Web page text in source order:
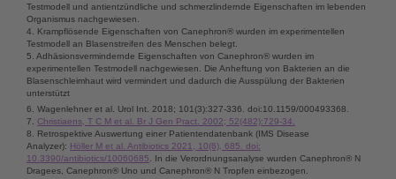
Testmodell und antientzündliche und schmerzlindernde Eigenschaften im lebenden
Organismus nachgewiesen.
4. Krampflösende Eigenschaften von Canephron® wurden im experimentellen
Testmodell an Blasenstreifen des Menschen belegt.
5. Adhäsionsvermindernde Eigenschaften von Canephron® wurden im
experimentellen Testmodell nachgewiesen. Die Anheftung von Bakterien an die
Blasenschleimhaut wird vermindert und dadurch die Ausspülung der Bakterien
unterstützt
6. Wagenlehner et al. Urol Int. 2018; 101(3):327-336. doi:10.1159/000493368.
7. Christiaens, T C M et al. Br J Gen Pract. 2002; 52(482):729-34.
8. Retrospektive Auswertung einer Patientendatenbank (IMS Disease
Analyzer): Höller M et al. Antibiotics 2021, 10(6), 685. doi:
10.3390/antibiotics/10060685. In die Verordnungsanalyse wurden Canephron® N
Dragees, Canephron® Uno und Canephron® N Tropfen einbezogen.